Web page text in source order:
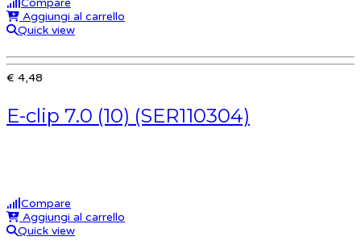
Aggiungi al carrello
Quick view
€ 4,48
E-clip 7.0 (10) (SER110304)
Compare
Aggiungi al carrello
Quick view